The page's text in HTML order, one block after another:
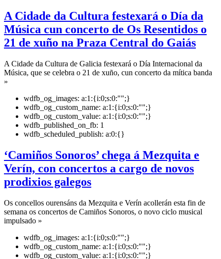
A Cidade da Cultura festexará o Día da
Música cun concerto de Os Resentidos o
21 de xuño na Praza Central do Gaiás
A Cidade da Cultura de Galicia festexará o Día Internacional da
Música, que se celebra o 21 de xuño, cun concerto da mítica banda
»
wdfb_og_images: a:1:{i:0;s:0:"";}
wdfb_og_custom_name: a:1:{i:0;s:0:"";}
wdfb_og_custom_value: a:1:{i:0;s:0:"";}
wdfb_published_on_fb: 1
wdfb_scheduled_publish: a:0:{}
‘Camiños Sonoros’ chega á Mezquita e
Verín, con concertos a cargo de novos
prodixios galegos
Os concellos ourensáns da Mezquita e Verín acollerán esta fin de
semana os concertos de Camiños Sonoros, o novo ciclo musical
impulsado »
wdfb_og_images: a:1:{i:0;s:0:"";}
wdfb_og_custom_name: a:1:{i:0;s:0:"";}
wdfb_og_custom_value: a:1:{i:0;s:0:"";}